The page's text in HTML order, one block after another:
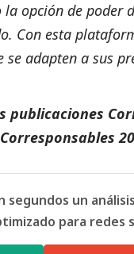
opción de poder
Con esta
adapten a sus
publicaciones
un
para redes